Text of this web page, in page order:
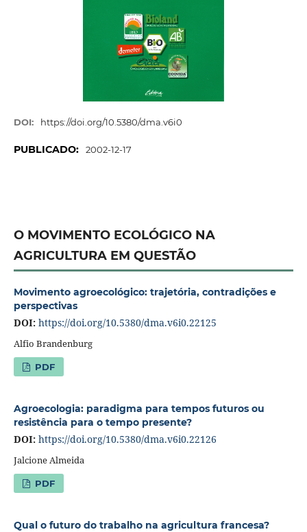
DOI: https://doi.org/10.5380/dma.v6i0
PUBLICADO: 2002-12-17
O MOVIMENTO ECOLÓGICO NA
AGRICULTURA EM QUESTÃO
Movimento agroecológico: trajetória, contradições e
perspectivas
DOI: https://doi.org/10.5380/dma.v6i0.22125
Alfio Brandenburg
PDF
Agroecologia: paradigma para tempos futuros ou
resistência para o tempo presente?
DOI: https://doi.org/10.5380/dma.v6i0.22126
Jalcione Almeida
PDF
Qual o futuro do trabalho na agricultura francesa?